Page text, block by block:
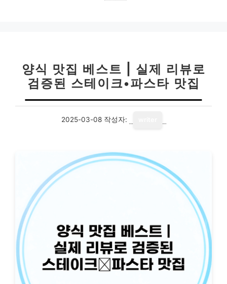
양식 맛집 베스트 | 실제 리뷰로
검증된 스테이크•파스타 맛집
2025-03-08 작성자: